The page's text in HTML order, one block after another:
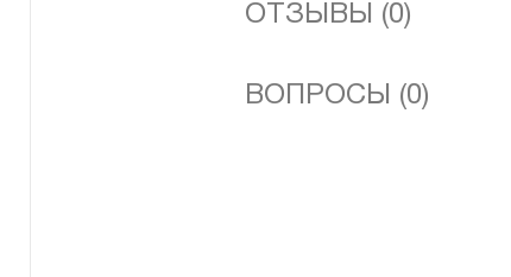
ОТЗЫВЫ (0)
ВОПРОСЫ (0)